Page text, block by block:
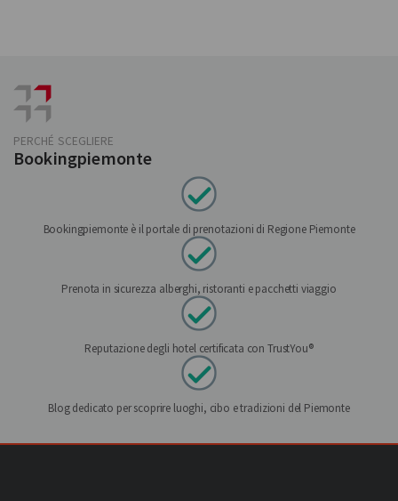
PERCHÉ SCEGLIERE
Bookingpiemonte
Bookingpiemonte è il portale di prenotazioni di Regione Piemonte
Prenota in sicurezza alberghi, ristoranti e pacchetti viaggio
Reputazione degli hotel certificata con TrustYou®
Blog dedicato per scoprire luoghi, cibo e tradizioni del Piemonte